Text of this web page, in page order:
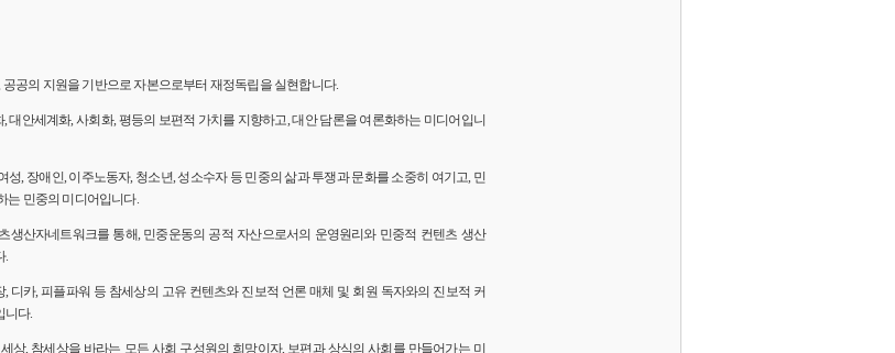
공의 지원을 기반으로 자본으로부터 재정독립을 실현합니다.
대안세계화, 사회화, 평등의 보편적 가치를 지향하고, 대안 담론을 여론화하는 미디어입니
성, 장애인, 이주노동자, 청소년, 성소수자 등 민중의 삶과 투쟁과 문화를 소중히 여기고, 민
는 민중의 미디어입니다.
생산자네트워크를 통해, 민중운동의 공적 자산으로서의 운영원리와 민중적 컨텐츠 생산
.
, 디카, 피플파워 등 참세상의 고유 컨텐츠와 진보적 언론 매체 및 회원 독자와의 진보적 커
니다.
상, 참세상을 바라는 모든 사회 구성원의 희망이자, 보편과 상식의 사회를 만들어가는 미